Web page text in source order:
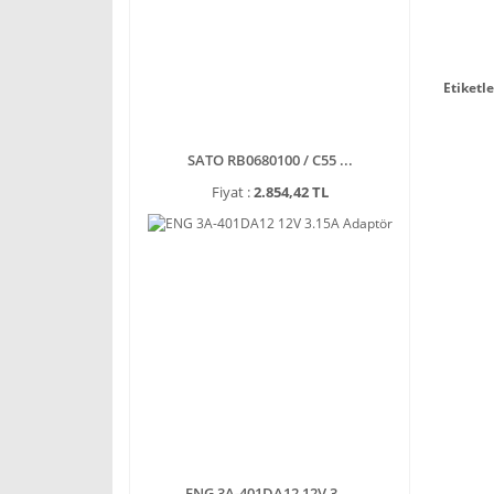
SATO RB0680100 / C55 ...
Fiyat :2.854,42 TL